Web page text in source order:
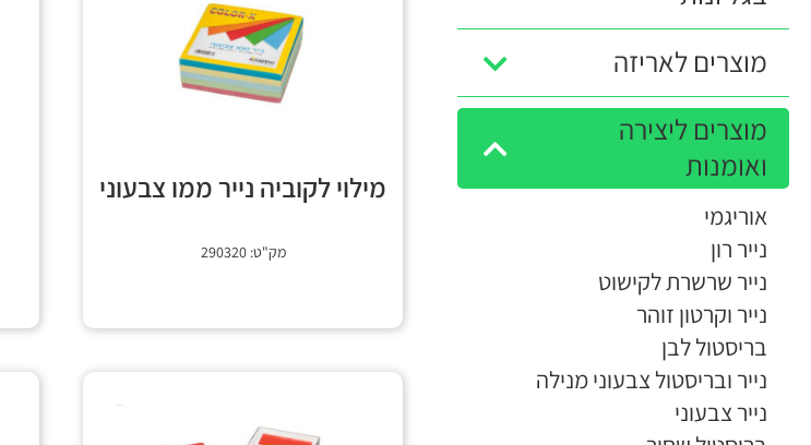
מוצרים לאריזה
מוצרים ליצירה
ואומנות
אוריגמי
נייר רון
נייר שרשרת לקישוט
נייר וקרטון זוהר
בריסטול לבן
נייר ובריסטול צבעוני מנילה
נייר צבעוני
מילוי לקוביה נייר ממו צבעוני
מק"ט: 290320